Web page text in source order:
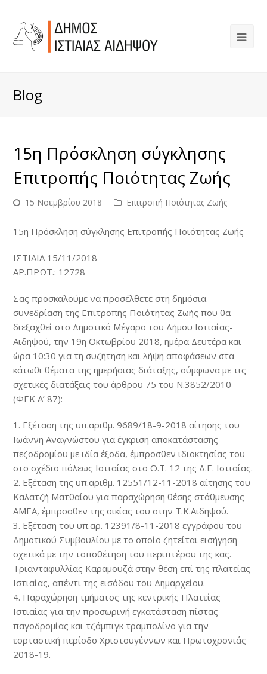
Blog
15η Πρόσκληση σύγκλησης
Επιτροπής Ποιότητας Ζωής
15 Νοεμβρίου 2018 Επιτροπή Ποιότητας Ζωής
15η Πρόσκληση σύγκλησης Επιτροπής Ποιότητας Ζωής
ΙΣΤΙΑΙΑ 15/11/2018
ΑΡ.ΠΡΩΤ.: 12728
Σας προσκαλούμε να προσέλθετε στη δημόσια
συνεδρίαση της Επιτροπής Ποιότητας Ζωής που θα
διεξαχθεί στο Δημοτικό Μέγαρο του Δήμου Ιστιαίας-
Αιδηψού, την 19η Οκτωβρίου 2018, ημέρα Δευτέρα και
ώρα 10:30 για τη συζήτηση και λήψη αποφάσεων στα
κάτωθι θέματα της ημερήσιας διάταξης, σύμφωνα με τις
σχετικές διατάξεις του άρθρου 75 του Ν.3852/2010
(ΦΕΚ Α’ 87):
1. Εξέταση της υπ.αριθμ. 9689/18-9-2018 αίτησης του
Ιωάννη Αναγνώστου για έγκριση αποκατάστασης
πεζοδρομίου με ιδία έξοδα, έμπροσθεν ιδιοκτησίας του
στο σχέδιο πόλεως Ιστιαίας στο Ο.Τ. 12 της Δ.Ε. Ιστιαίας.
2. Εξέταση της υπ.αριθμ. 12551/12-11-2018 αίτησης του
Καλατζή Ματθαίου για παραχώρηση θέσης στάθμευσης
ΑΜΕΑ, έμπροσθεν της οικίας του στην Τ.Κ.Αιδηψού.
3. Εξέταση του υπ.αρ. 12391/8-11-2018 εγγράφου του
Δημοτικού Συμβουλίου με το οποίο ζητείται εισήγηση
σχετικά με την τοποθέτηση του περιπτέρου της κας.
Τριανταφυλλίας Καραμουζά στην θέση επί της πλατείας
Ιστιαίας, απέντι της εισόδου του Δημαρχείου.
4. Παραχώρηση τμήματος της κεντρικής Πλατείας
Ιστιαίας για την προσωρινή εγκατάσταση πίστας
παγοδρομίας και τζάμπιγκ τραμπολίνο για την
εορταστική περίοδο Χριστουγέννων και Πρωτοχρονιάς
2018-19.